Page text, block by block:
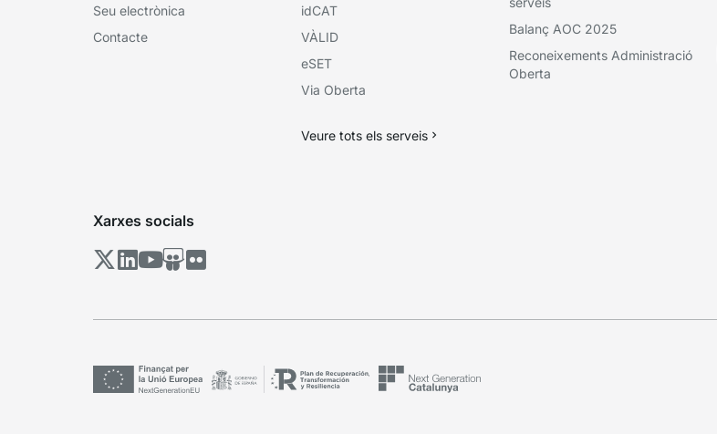
Seu electrònica
Contacte
idCAT
VÀLID
eSET
Via Oberta
Veure tots els serveis
Balanç AOC 2025
Reconeixements Administració
Oberta
Xarxes socials